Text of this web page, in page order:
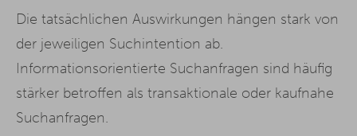
Die tatsächlichen Auswirkungen hängen stark von
der jeweiligen Suchintention ab.
Informationsorientierte Suchanfragen sind häufig
stärker betroffen als transaktionale oder kaufnahe
Suchanfragen.